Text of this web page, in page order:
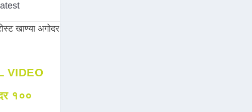
VIDEO
१००